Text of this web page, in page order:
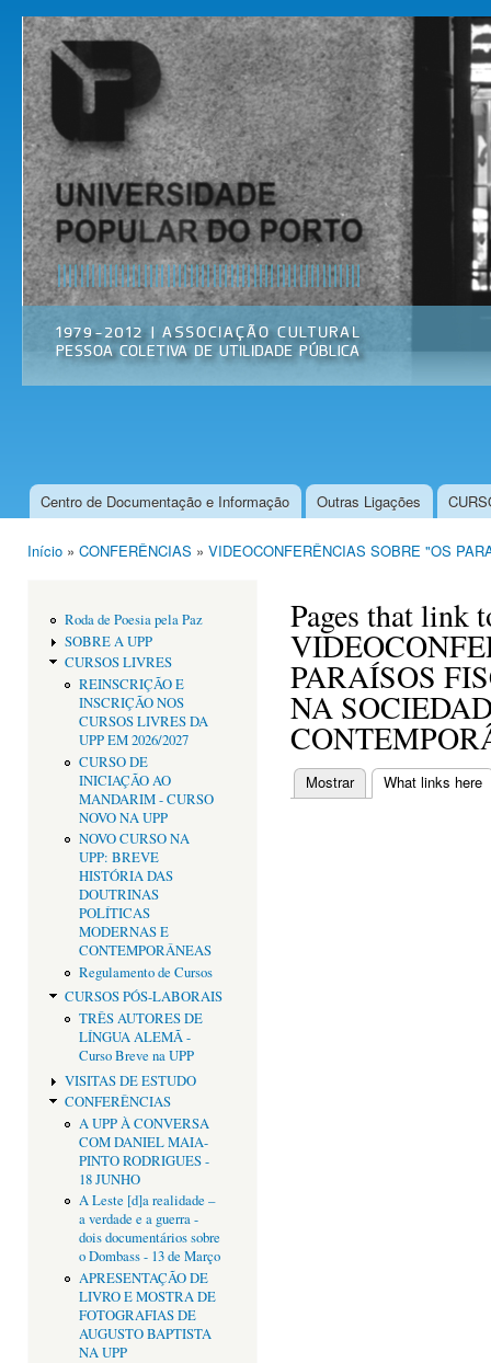
Universidade
Popular do
Porto
Associação
Cultural
Menu principal
Centro de Documentação e Informação Outras Ligações
Início » CONFERÊNCIAS » VIDEOCONFERÊNCIAS SOBRE "OS
Roda de Poesia pela Paz
SOBRE A UPP
CURSOS LIVRES
REINSCRIÇÃO E
INSCRIÇÃO NOS
CURSOS LIVRES DA
UPP EM 2026/2027
CURSO DE
INICIAÇÃO AO
MANDARIM - CURSO
NOVO NA UPP
NOVO CURSO NA
UPP: BREVE
HISTÓRIA DAS
DOUTRINAS
POLÍTICAS
MODERNAS E
CONTEMPORÂNEAS
Regulamento de Cursos
CURSOS PÓS-LABORAIS
TRÊS AUTORES DE
LÍNGUA ALEMÃ -
Curso Breve na UPP
VISITAS DE ESTUDO
CONFERÊNCIAS
A UPP À CONVERSA
COM DANIEL MAIA-
PINTO RODRIGUES -
18 JUNHO
A Leste [d]a realidade –
a verdade e a guerra -
dois documentários sobre
o Dombass - 13 de Março
APRESENTAÇÃO DE
LIVRO E MOSTRA DE
FOTOGRAFIAS DE
AUGUSTO BAPTISTA
NA UPP
Pages that link
PARAÍSOS
NA
Separadores
Mostrar What links here